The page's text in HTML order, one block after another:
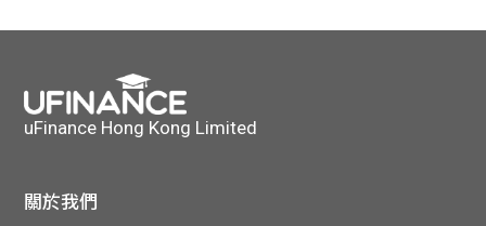
uFinance Hong Kong Limited
關於我們